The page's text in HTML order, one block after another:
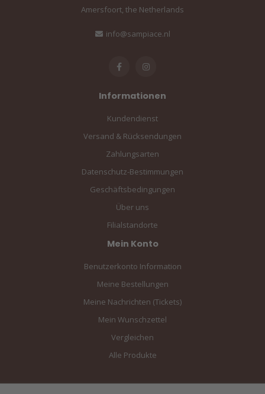
Amersfoort, the Netherlands
info@sampiace.nl
Informationen
Kundendienst
Versand & Rücksendungen
Zahlungsarten
Datenschutz-Bestimmungen
Geschäftsbedingungen
Über uns
Filialstandorte
Mein Konto
Benutzerkonto Information
Meine Bestellungen
Meine Nachrichten (Tickets)
Mein Wunschzettel
Vergleichen
Alle Produkte